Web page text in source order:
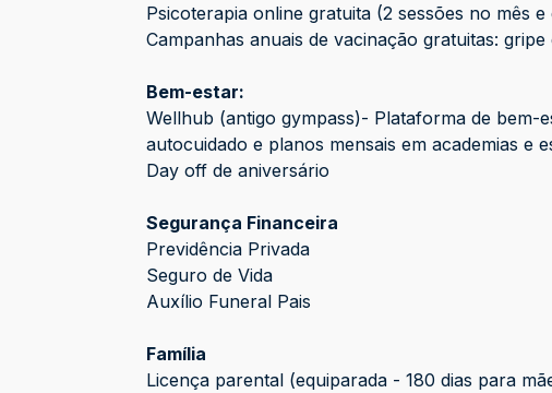
Psicoterapia online gratuita (2 sessões no mês
Campanhas anuais de vacinação gratuitas: gripe
Bem-estar:
Wellhub (antigo gympass)- Plataforma de
autocuidado e planos mensais em academias e
Day off de aniversário
Segurança Financeira
Previdência Privada
Seguro de Vida
Auxílio Funeral Pais
Família
Licença parental (equiparada - 180 dias para